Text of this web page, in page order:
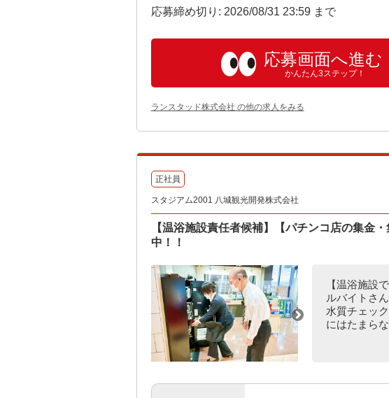
応募締め切り: 2026/08/31 23:59 まで
応募画面へ進む
かんたん3ステップ！
ランスタッド株式会社 の他の求人をみる
正社員
スタジアム2001 八城観光開発株式会社
【温浴施設責任者候補】【パチンコ店の集金
中！！
【温浴施設
ルバイトさ
水質チェッ
にはたまら